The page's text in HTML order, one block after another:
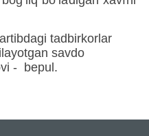
tadbirkorlar
savdo
- bepul.